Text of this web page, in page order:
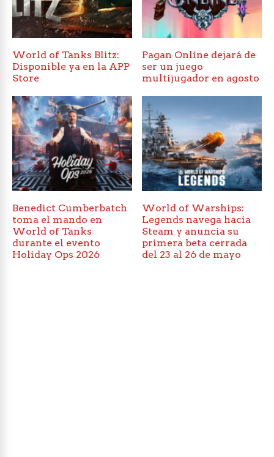
World of Tanks Blitz:
Disponible ya en la APP
Store
Pagan Online dejará de
ser un juego
multijugador en agosto
Benedict Cumberbatch
toma el mando en
World of Tanks
durante el evento
Holiday Ops 2026
World of Warships:
Legends navega hacia
Steam y anuncia su
primera beta cerrada
del 23 al 26 de mayo